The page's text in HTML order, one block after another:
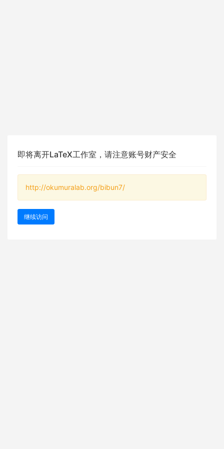
即将离开LaTeX工作室，请注意账号财产安全
http://okumuralab.org/bibun7/
继续访问